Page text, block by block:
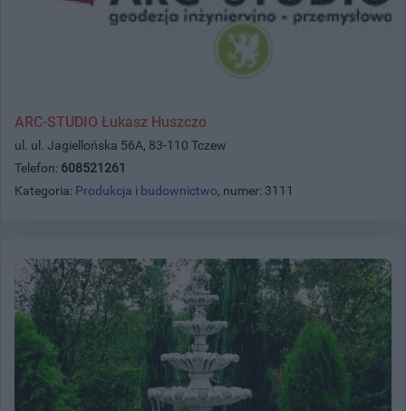
ARC-STUDIO Łukasz Huszczo
ul. ul. Jagiellońska 56A, 83-110 Tczew
Telefon: 608521261
Kategoria: Produkcja i budownictwo, numer: 3111